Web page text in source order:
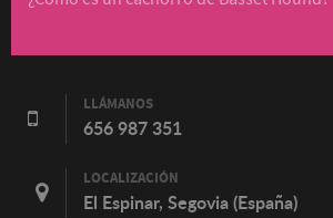
LLÁMANOS
656 987 351
LOCALIZACIÓN
El Espinar, Segovia (España)